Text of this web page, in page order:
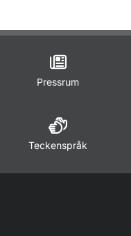
Pressrum
Teckenspråk